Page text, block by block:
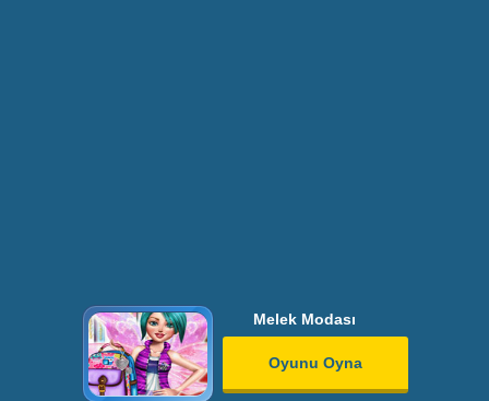
Melek Modası
Oyunu Oyna